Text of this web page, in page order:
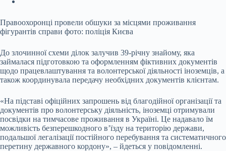
Правоохоронці провели обшуки за місцями проживання
фігурантів справи фото: поліція Києва
До злочинної схеми ділок залучив 39-річну знайому, яка
займалася підготовкою та оформленням фіктивних документів
щодо працевлаштування та волонтерської діяльності іноземців, а
також координувала передачу необхідних документів клієнтам.
«На підставі офіційних запрошень від благодійної організації та
документів про волонтерську діяльність, іноземці отримували
посвідки на тимчасове проживання в Україні. Це надавало їм
можливість безперешкодного в’їзду на територію держави,
подальшої легалізації постійного перебування та систематичного
перетину державного кордону», – йдеться у повідомленні.